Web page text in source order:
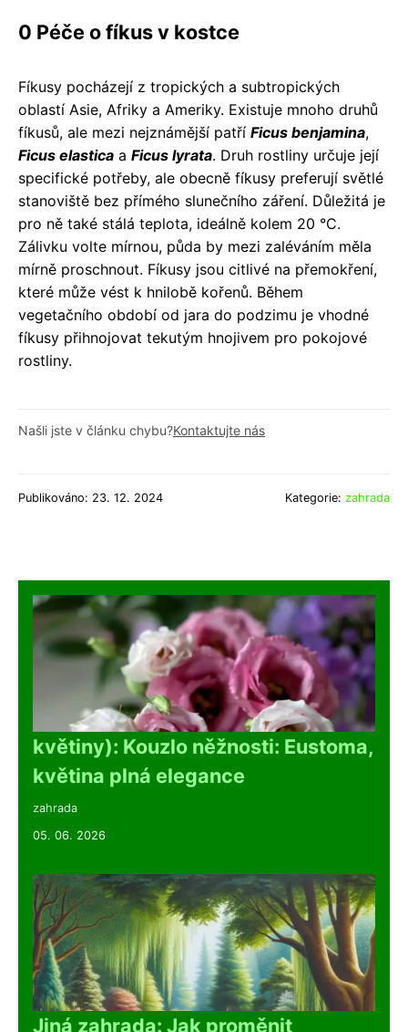
0 Péče o fíkus v kostce
Fíkusy pocházejí z tropických a subtropických
oblastí Asie, Afriky a Ameriky. Existuje mnoho druhů
fíkusů, ale mezi nejznámější patří Ficus benjamina,
Ficus elastica a Ficus lyrata. Druh rostliny určuje její
specifické potřeby, ale obecně fíkusy preferují světlé
stanoviště bez přímého slunečního záření. Důležitá je
pro ně také stálá teplota, ideálně kolem 20 °C.
Zálivku volte mírnou, půda by mezi zaléváním měla
mírně proschnout. Fíkusy jsou citlivé na přemokření,
které může vést k hnilobě kořenů. Během
vegetačního období od jara do podzimu je vhodné
fíkusy přihnojovat tekutým hnojivem pro pokojové
rostliny.
Našli jste v článku chybu?Kontaktujte nás
Publikováno: 23. 12. 2024 Kategorie: zahrada
květiny): Kouzlo něžnosti: Eustoma,
květina plná elegance
zahrada
05. 06. 2026
Jiná zahrada: Jak proměnit